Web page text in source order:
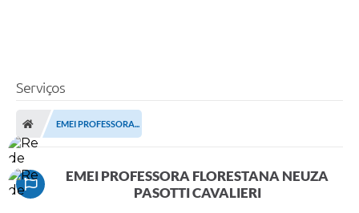
Serviços
EMEI PROFESSORA...
EMEI PROFESSORA FLORESTANA NEUZA
PASOTTI CAVALIERI